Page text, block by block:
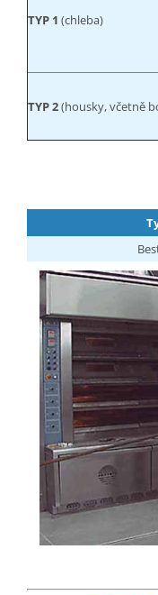
TYP 1 (chleba)
TYP 2(housky, včetně